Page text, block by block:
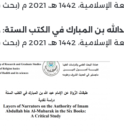
هـ، 2021 م (بحث مكمل للماجستير).
بن المبارك في الكتب
هـ، 2021 م (بحث مكمل للماجستير).